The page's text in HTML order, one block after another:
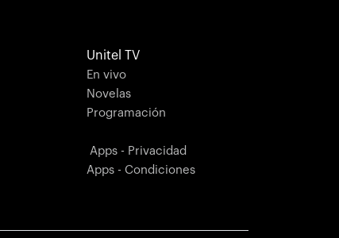
Unitel TV
En vivo
Novelas
Programación
Apps - Privacidad
Apps - Condiciones